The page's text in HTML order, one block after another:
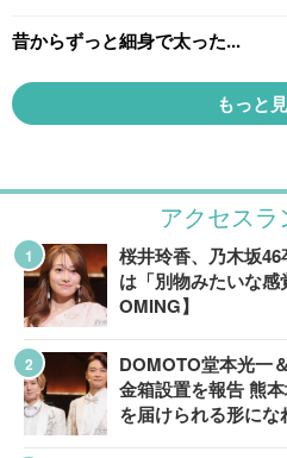
アクセスラ
桜井玲香、乃木坂
は「別物みたいな
OMING】
DOMOTO堂本光一
金箱設置を報告 熊
を届けられる形にな